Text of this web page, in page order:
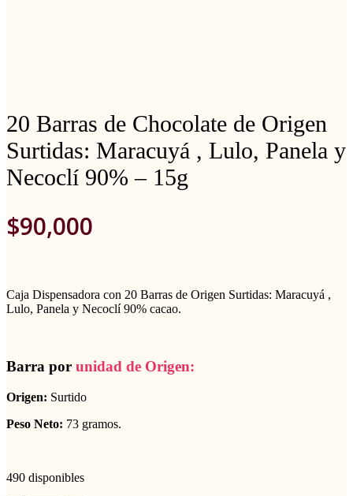
20 Barras de Chocolate de Origen
Surtidas: Maracuyá , Lulo, Panela y
Necoclí 90% – 15g
$90,000
Caja Dispensadora con 20 Barras de Origen Surtidas: Maracuyá ,
Lulo, Panela y Necoclí 90% cacao.
Barra por unidad de Origen:
Origen: Surtido
Peso Neto: 73 gramos.
490 disponibles